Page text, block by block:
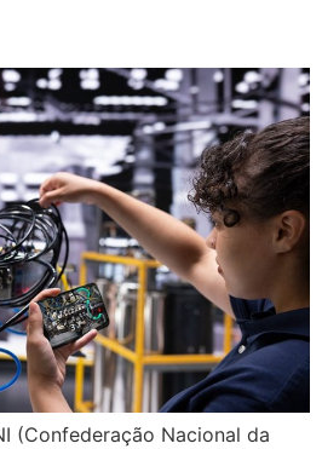
(Confederação Nacional da